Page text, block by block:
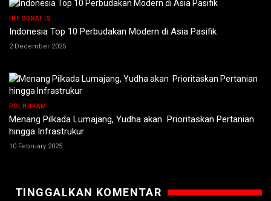
INFOGRAFIS
Indonesia Top 10 Perbudakan Modern di Asia Pasifik
2 December 2025
POLHUKAM
Menang Pilkada Lumajang, Yudha akan Prioritaskan Pertanian
hingga Infrastrukur
10 February 2025
TINGGALKAN KOMENTAR